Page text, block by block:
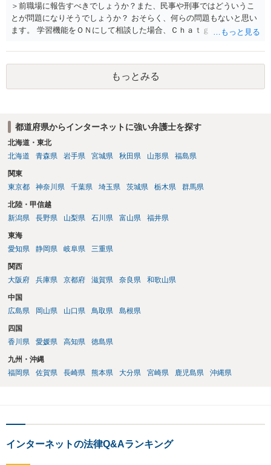
＞前職場に報告すべきでしょうか？また、民事や刑事ではどういうこ
とが問題になりそうでしょうか？ おそらく、何らの問題もないと思い
ます。 学習機能をＯＮにして相談した場合、Ｃｈａｔｇｐｔがｏｐｅ
する可能性がありますが、個人名や会社名を特定していない限り、一
般論として抽象化されて回答に織り込まれる可能性が生じるにすぎま
せんので、その情報自体が、秘密情報に当たるとは思えませんし、名
誉棄損として、個人や会社に対する誹謗中傷の不特定多数への公開に
をせずに書き込んだことで（おそらく特定して書き込んだとして
も）、相談者さんが刑事民事の責任に問われることはないでしょう。
私見ながらご参考まで。
もっとみる
都道府県からインターネットに強い弁護士を探す
北海道・東北
北海道
青森県 岩手県 宮城県 秋田県 山形県 福島県
関東
東京都
神奈川県 千葉県 埼玉県 茨城県 栃木県 群馬県
北陸・甲信越
新潟県
長野県 山梨県 石川県 富山県 福井県
東海
愛知県
静岡県 岐阜県 三重県
関西
大阪府
兵庫県 京都府 滋賀県 奈良県 和歌山県
中国
広島県
岡山県 山口県 鳥取県 島根県
四国
香川県
愛媛県 高知県 徳島県
九州・沖縄
福岡県
佐賀県 長崎県 熊本県 大分県 宮崎県 鹿児島県 沖縄県
インターネットの法律Q&Aランキング